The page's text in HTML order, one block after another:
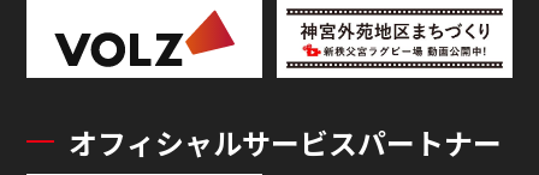
オフィシャルサービスパートナー